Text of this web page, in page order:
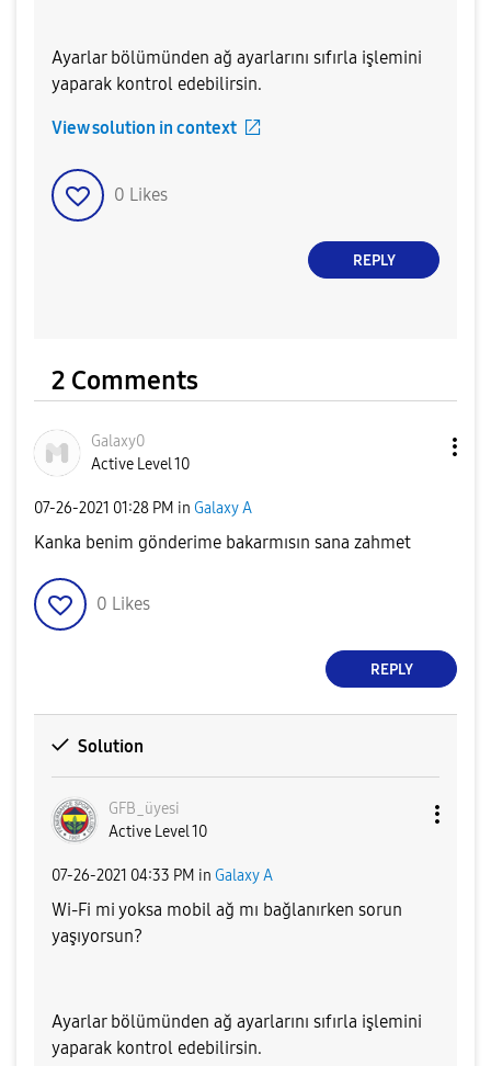
Ayarlar bölümünden ağ ayarlarını sıfırla işlemini
yaparak kontrol edebilirsin.
View solution in context
0 Likes
REPLY
2 Comments
Galaxy0
Active Level 10
‎07-26-2021 01:28 PM in Galaxy A
Kanka benim gönderime bakarmısın sana zahmet
0 Likes
REPLY
Solution
GFB_üyesi
Active Level 10
‎07-26-2021 04:33 PM in Galaxy A
Wi-Fi mi yoksa mobil ağ mı bağlanırken sorun
yaşıyorsun?
Ayarlar bölümünden ağ ayarlarını sıfırla işlemini
yaparak kontrol edebilirsin.